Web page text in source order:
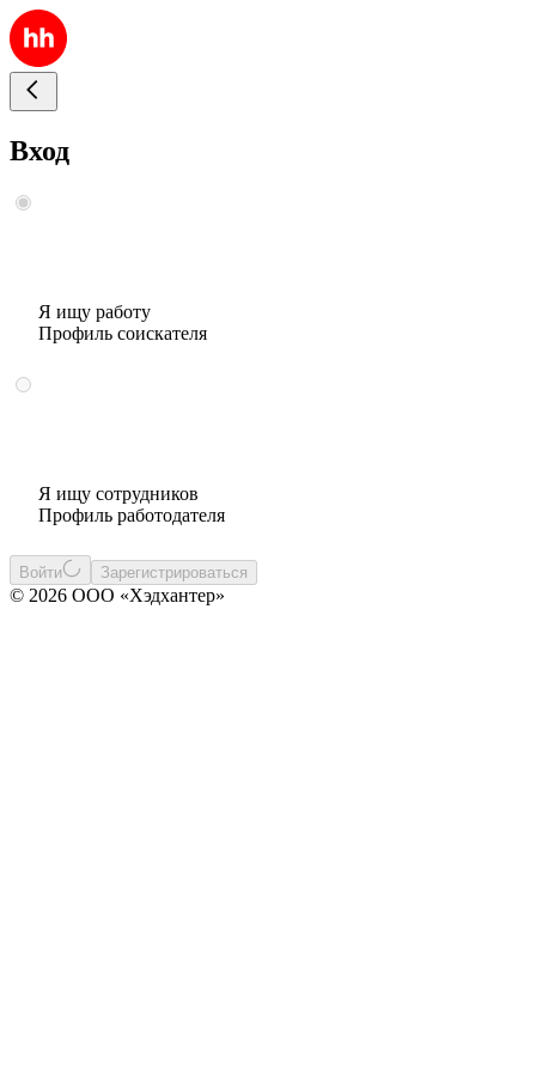
Вход
Я ищу работу
Профиль соискателя
Я ищу сотрудников
Профиль работодателя
Войти Зарегистрироваться
© 2026 ООО «Хэдхантер»